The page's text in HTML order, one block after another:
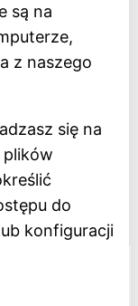
są na
z naszego
się na
do
konfiguracji